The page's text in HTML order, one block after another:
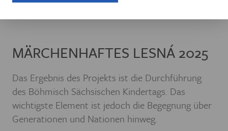
Euroregion Erzgebirge e.V. Projekte
MÄRCHENHAFTES LESNÁ 2025
Das Ergebnis des Projekts ist die Durchführung
des Böhmisch Sächsischen Kindertags. Das
wichtigste Element ist jedoch die Begegnung über
Generationen und Nationen hinweg.